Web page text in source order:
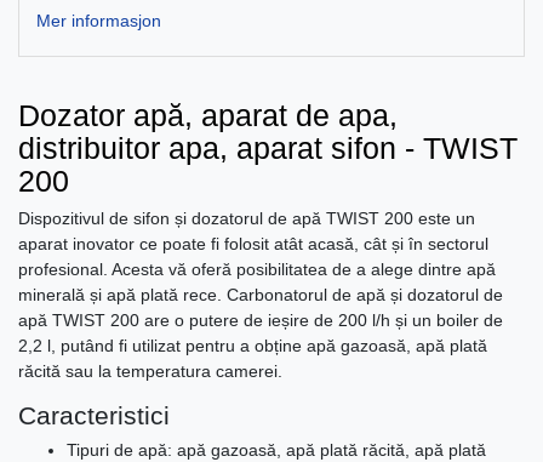
Mer informasjon
Dozator apă, aparat de apa,
distribuitor apa, aparat sifon - TWIST
200
Dispozitivul de sifon și dozatorul de apă TWIST 200 este un
aparat inovator ce poate fi folosit atât acasă, cât și în sectorul
profesional. Acesta vă oferă posibilitatea de a alege dintre apă
minerală și apă plată rece. Carbonatorul de apă și dozatorul de
apă TWIST 200 are o putere de ieșire de 200 l/h și un boiler de
2,2 l, putând fi utilizat pentru a obține apă gazoasă, apă plată
răcită sau la temperatura camerei.
Caracteristici
Tipuri de apă: apă gazoasă, apă plată răcită, apă plată